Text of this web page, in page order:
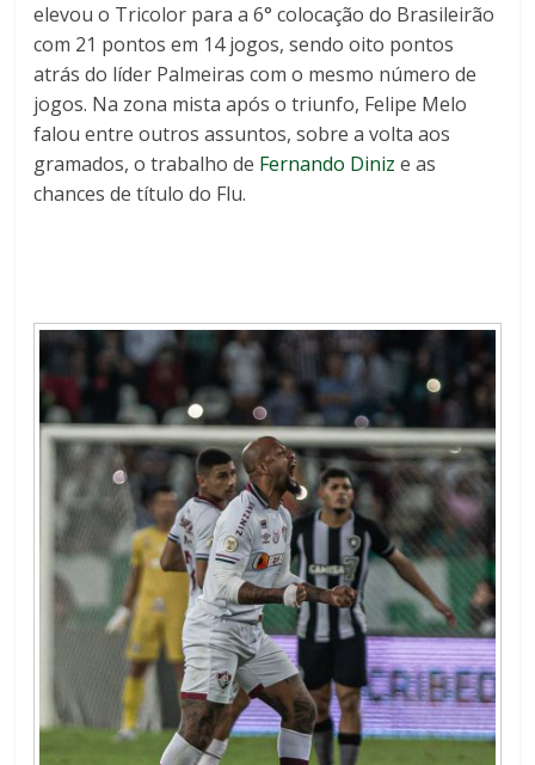
elevou o Tricolor para a 6° colocação do Brasileirão
com 21 pontos em 14 jogos, sendo oito pontos
atrás do líder Palmeiras com o mesmo número de
jogos. Na zona mista após o triunfo, Felipe Melo
falou entre outros assuntos, sobre a volta aos
gramados, o trabalho de Fernando Diniz e as
chances de título do Flu.